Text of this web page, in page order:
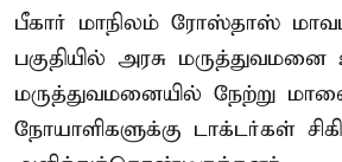
பீகார் மாநிலம் ரோஸ்தாஸ்
பகுதியில் அரசு
மருத்துவமனையில் நேற்று
நோயாளிகளுக்கு டாக்டர்கள்